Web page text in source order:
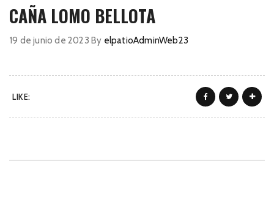
CAÑA LOMO BELLOTA
19 de junio de 2023 By elpatioAdminWeb23
LIKE: